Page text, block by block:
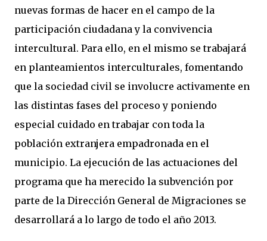
nuevas formas de hacer en el campo de la
participación ciudadana y la convivencia
intercultural. Para ello, en el mismo se trabajará
en planteamientos interculturales, fomentando
que la sociedad civil se involucre activamente en
las distintas fases del proceso y poniendo
especial cuidado en trabajar con toda la
población extranjera empadronada en el
municipio. La ejecución de las actuaciones del
programa que ha merecido la subvención por
parte de la Dirección General de Migraciones se
desarrollará a lo largo de todo el año 2013.